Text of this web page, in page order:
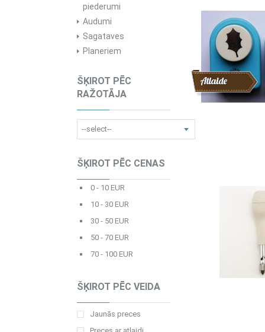
piederumi
Audumi
Sagataves
Planeriem
ŠĶIROT PĒC
RAŽOTĀJA
ŠĶIROT PĒC CENAS
0 - 10 EUR
10 - 30 EUR
30 - 50 EUR
50 - 70 EUR
70 - 100 EUR
ŠĶIROT PĒC VEIDA
Jaunās preces
Atlaide